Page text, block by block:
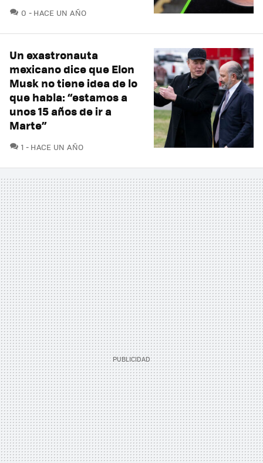
0 COMENTARIOS
HACE UN AÑO
Un exastronauta
mexicano dice que Elon
Musk no tiene idea de lo
que habla: “estamos a
unos 15 años de ir a
Marte”
1 COMENTARIOS
HACE UN AÑO